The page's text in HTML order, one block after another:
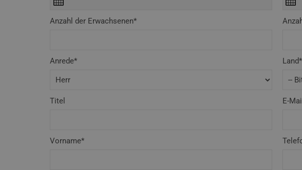
Anzahl der Erwachsenen*
Anrede*
Titel
Vorname*
Land*
E-